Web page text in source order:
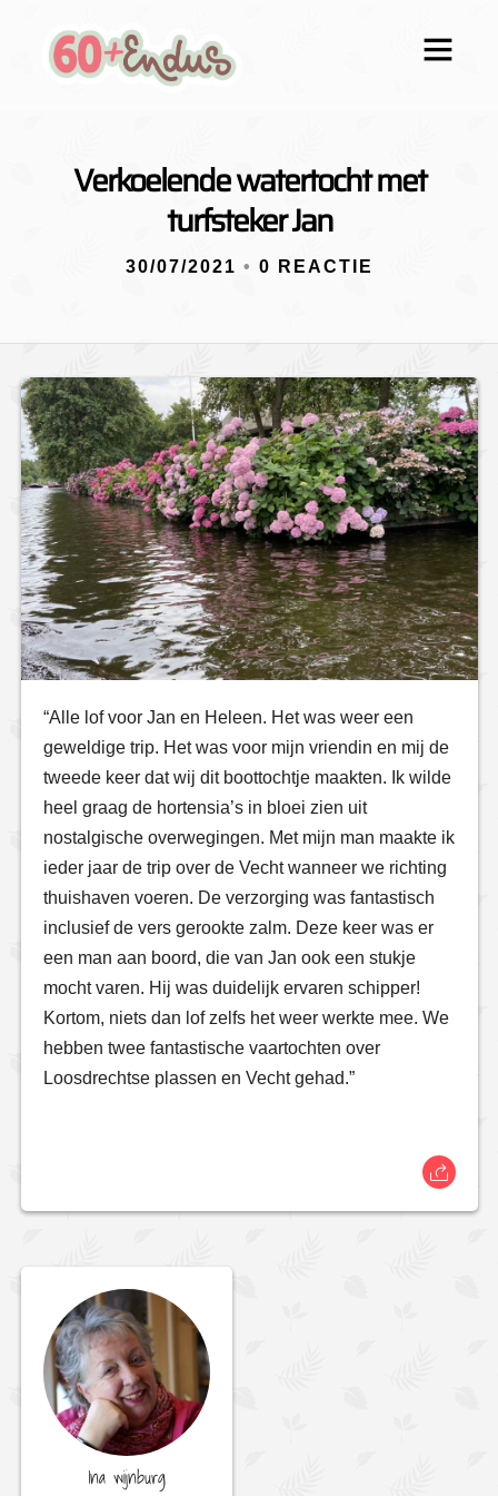
Verkoelende watertocht met
turfsteker Jan
30/07/2021 • 0 REACTIE
“Alle lof voor Jan en Heleen. Het was weer een
geweldige trip. Het was voor mijn vriendin en mij de
tweede keer dat wij dit boottochtje maakten. Ik wilde
heel graag de hortensia’s in bloei zien uit
nostalgische overwegingen. Met mijn man maakte ik
ieder jaar de trip over de Vecht wanneer we richting
thuishaven voeren. De verzorging was fantastisch
inclusief de vers gerookte zalm. Deze keer was er
een man aan boord, die van Jan ook een stukje
mocht varen. Hij was duidelijk ervaren schipper!
Kortom, niets dan lof zelfs het weer werkte mee. We
hebben twee fantastische vaartochten over
Loosdrechtse plassen en Vecht gehad.”
Ina wijnburg